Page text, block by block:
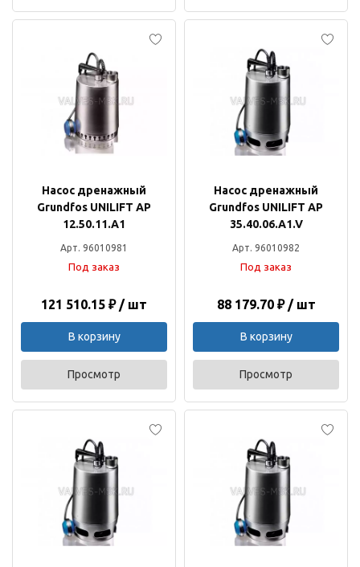
Насос дренажный
Grundfos UNILIFT AP
12.50.11.А1
Арт. 96010981
Под заказ
121 510.15 ₽ / шт
В корзину
Просмотр
Насос дренажный
Grundfos UNILIFT AP
35.40.06.A1.V
Арт. 96010982
Под заказ
88 179.70 ₽ / шт
В корзину
Просмотр